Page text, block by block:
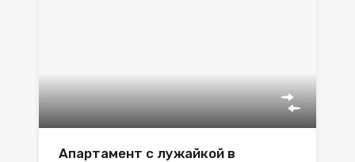
Апартамент с лужайкой в